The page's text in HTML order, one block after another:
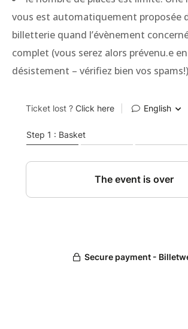
vous est automatiquement proposée
billetterie quand l’évènement
complet (vous serez alors prévenu.e
désistement – vérifiez bien vos spams!)